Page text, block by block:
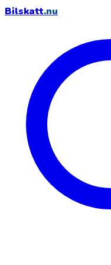
Bilskatt.nu